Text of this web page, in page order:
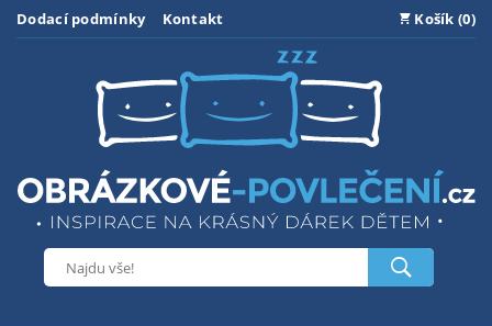
Dodací podmínky Kontakt Košík (0)